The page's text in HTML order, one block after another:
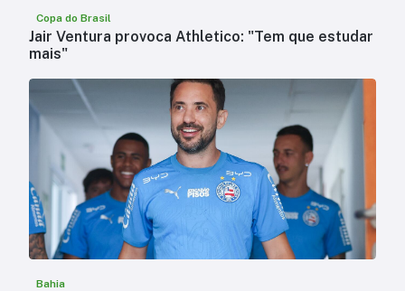
Copa do Brasil
Jair Ventura provoca Athletico: "Tem que estudar
mais"
Bahia